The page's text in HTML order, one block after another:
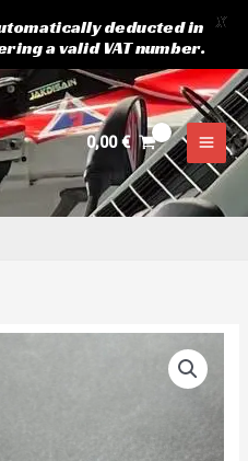
0,00€
deducted in
a valid VAT number.
X